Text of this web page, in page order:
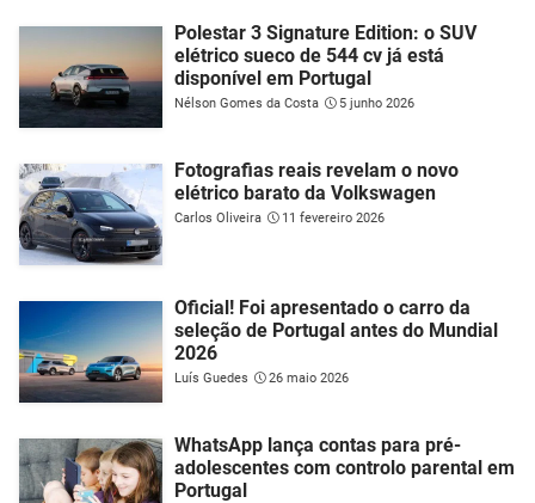
Polestar 3 Signature Edition: o SUV
elétrico sueco de 544 cv já está
disponível em Portugal
Nélson Gomes da Costa 5 junho 2026
Fotografias reais revelam o novo
elétrico barato da Volkswagen
Carlos Oliveira 11 fevereiro 2026
Oficial! Foi apresentado o carro da
seleção de Portugal antes do Mundial
2026
Luís Guedes 26 maio 2026
WhatsApp lança contas para pré-
adolescentes com controlo parental em
Portugal